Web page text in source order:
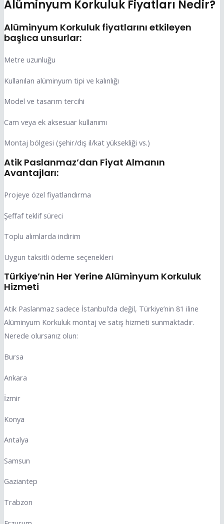
Alüminyum Korkuluk Fiyatları Nedir?
Alüminyum Korkuluk fiyatlarını etkileyen
başlıca unsurlar:
Metre uzunluğu
Kullanılan alüminyum tipi ve kalınlığı
Model ve tasarım tercihi
Cam veya ek aksesuar kullanımı
Montaj bölgesi (şehir/dış il/kat yüksekliği vs.)
Atik Paslanmaz’dan Fiyat Almanın
Avantajları:
Projeye özel fiyatlandırma
Şeffaf teklif süreci
Toplu alımlarda indirim
Uygun taksitli ödeme seçenekleri
Türkiye’nin Her Yerine Alüminyum Korkuluk
Hizmeti
Atik Paslanmaz sadece İstanbul’da değil, Türkiye’nin 81 iline
Alüminyum Korkuluk montaj ve satış hizmeti sunmaktadır.
Nerede olursanız olun:
Bursa
Ankara
İzmir
Konya
Antalya
Samsun
Gaziantep
Trabzon